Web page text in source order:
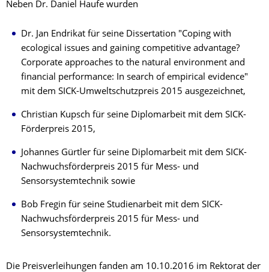
Neben Dr. Daniel Haufe wurden
Dr. Jan Endrikat für seine Dissertation "Coping with
ecological issues and gaining competitive advantage?
Corporate approaches to the natural environment and
financial performance: In search of empirical evidence"
mit dem SICK-Umweltschutzpreis 2015 ausgezeichnet,
Christian Kupsch für seine Diplomarbeit mit dem SICK-
Förderpreis 2015,
Johannes Gürtler für seine Diplomarbeit mit dem SICK-
Nachwuchsförderpreis 2015 für Mess- und
Sensorsystemtechnik sowie
Bob Fregin für seine Studienarbeit mit dem SICK-
Nachwuchsförderpreis 2015 für Mess- und
Sensorsystemtechnik.
Die Preisverleihungen fanden am 10.10.2016 im Rektorat der